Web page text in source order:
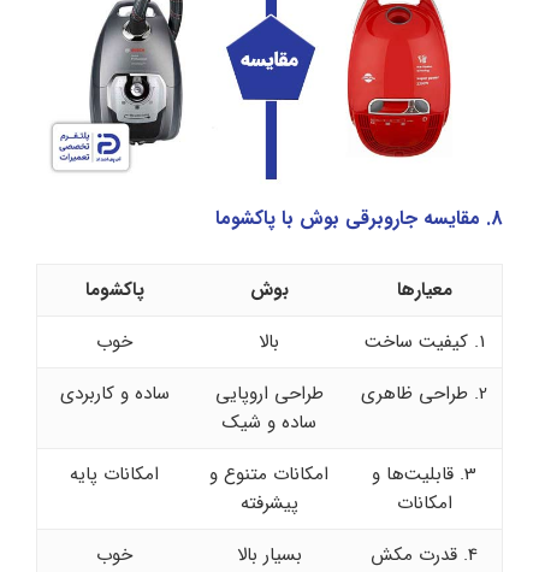
8. مقایسه جاروبرقی بوش با پاکشوما
معیارها بوش
پاکشوما
1. کیفیت ساخت
بالا
خوب
2. طراحی ظاهری
طراحی اروپایی
ساده و شیک
ساده و کاربردی
3. قابلیت‌ها و
امکانات
امکانات متنوع و
پیشرفته
امکانات پایه
4. قدرت مکش بسیار بالا
خوب